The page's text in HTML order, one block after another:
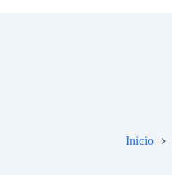
Inicio